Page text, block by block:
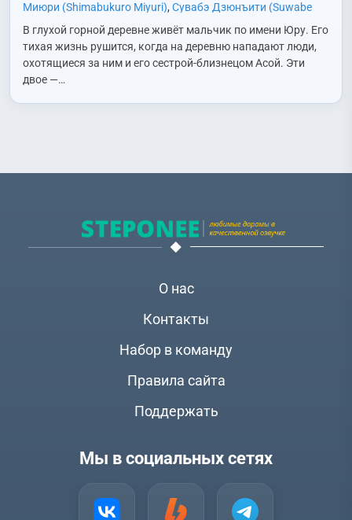
Миюри (Shimabukuro Miyuri), Сувабэ Дзюнъити (Suwabe
Junichi) , Хонда Такако (Honda Takako)
В глухой горной деревне живёт мальчик по имени Юру. Его
тихая жизнь рушится, когда на деревню нападают люди,
охотящиеся за ним и его сестрой-близнецом Асой. Эти
двое —…
О нас
Контакты
Набор в команду
Правила сайта
Поддержать
Мы в социальных сетях